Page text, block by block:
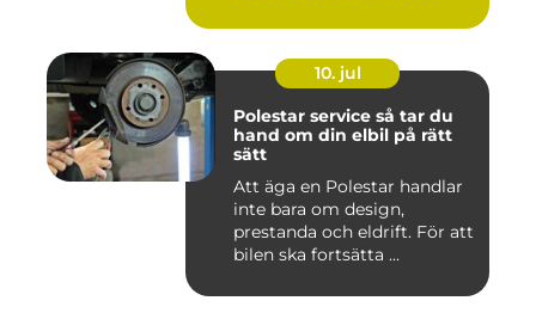
10. jul
Polestar service så tar du
hand om din elbil på rätt
sätt
Att äga en Polestar handlar
inte bara om design,
prestanda och eldrift. För att
bilen ska fortsätta ...